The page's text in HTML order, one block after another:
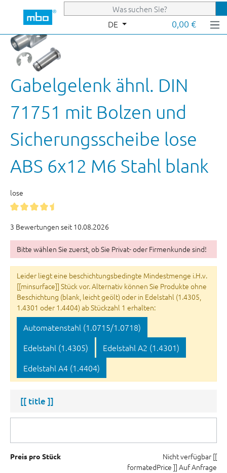
Zum Hauptinhalt springen
DE 0,00 €
Gabelgelenk ähnl. DIN
71751 mit Bolzen und
Sicherungsscheibe lose
ABS 6x12 M6 Stahl blank
lose
3 Bewertungen seit 10.08.2026
Bitte wählen Sie zuerst, ob Sie Privat- oder Firmenkunde sind!
Leider liegt eine beschichtungsbedingte Mindestmenge i.H.v.
[[minsurface]] Stück vor. Alternativ können Sie Produkte ohne
Beschichtung (blank, leicht geölt) oder in Edelstahl (1.4305,
1.4301 oder 1.4404) ab Stückzahl 1 erhalten:
Automatenstahl (1.0715/1.0718)
Edelstahl (1.4305)
Edelstahl A2 (1.4301)
Edelstahl A4 (1.4404)
[[ title ]]
Preis pro Stück Nicht verfügbar [[
formatedPrice ]] Auf Anfrage